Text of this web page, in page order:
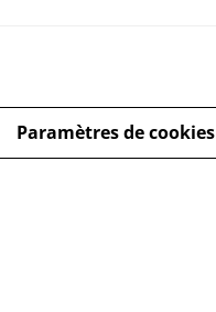
Paramètres de cookies